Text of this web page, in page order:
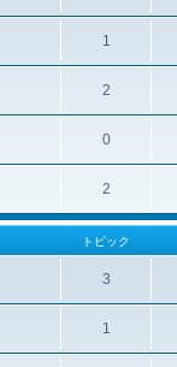
1
2
0
2
トピック
3
1